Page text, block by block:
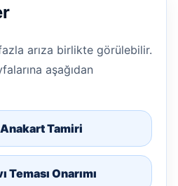
arıza birlikte görülebilir.
aşağıdan
Tamiri
Teması Onarımı